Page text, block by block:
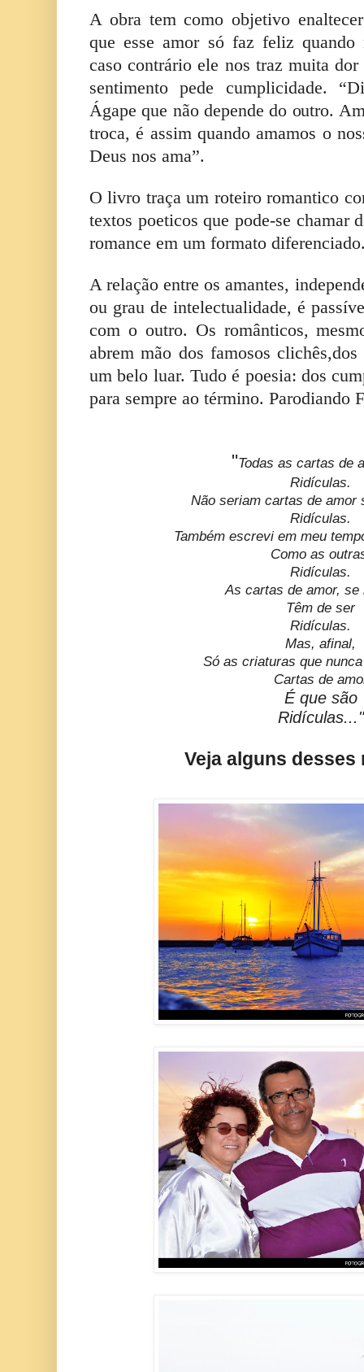
A obra tem como objetivo
que esse amor só faz feliz quando
caso contrário ele nos traz muita
sentimento pede cumplicidade.
Ágape que não depende do outro.
troca, é assim quando amamos o
Deus nos ama”.
O livro traça um roteiro romantico
textos poeticos que pode-se chamar
romance em um formato
A relação entre os amantes,
ou grau de intelectualidade, é
com o outro. Os românticos,
abrem mão dos famosos
um belo luar. Tudo é poesia: dos
para sempre ao término. Parodiando
"Todas as cartas de
Ridículas.
Não seriam cartas de amor
Ridículas.
Também escrevi em meu
Como as
Ridículas.
As cartas de amor, se
Têm de ser
Ridículas.
Mas, afinal,
Só as criaturas que
Cartas de
É que são
Ridículas..."
Veja alguns desses